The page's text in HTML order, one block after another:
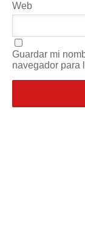
Web
Guardar mi
navegador para